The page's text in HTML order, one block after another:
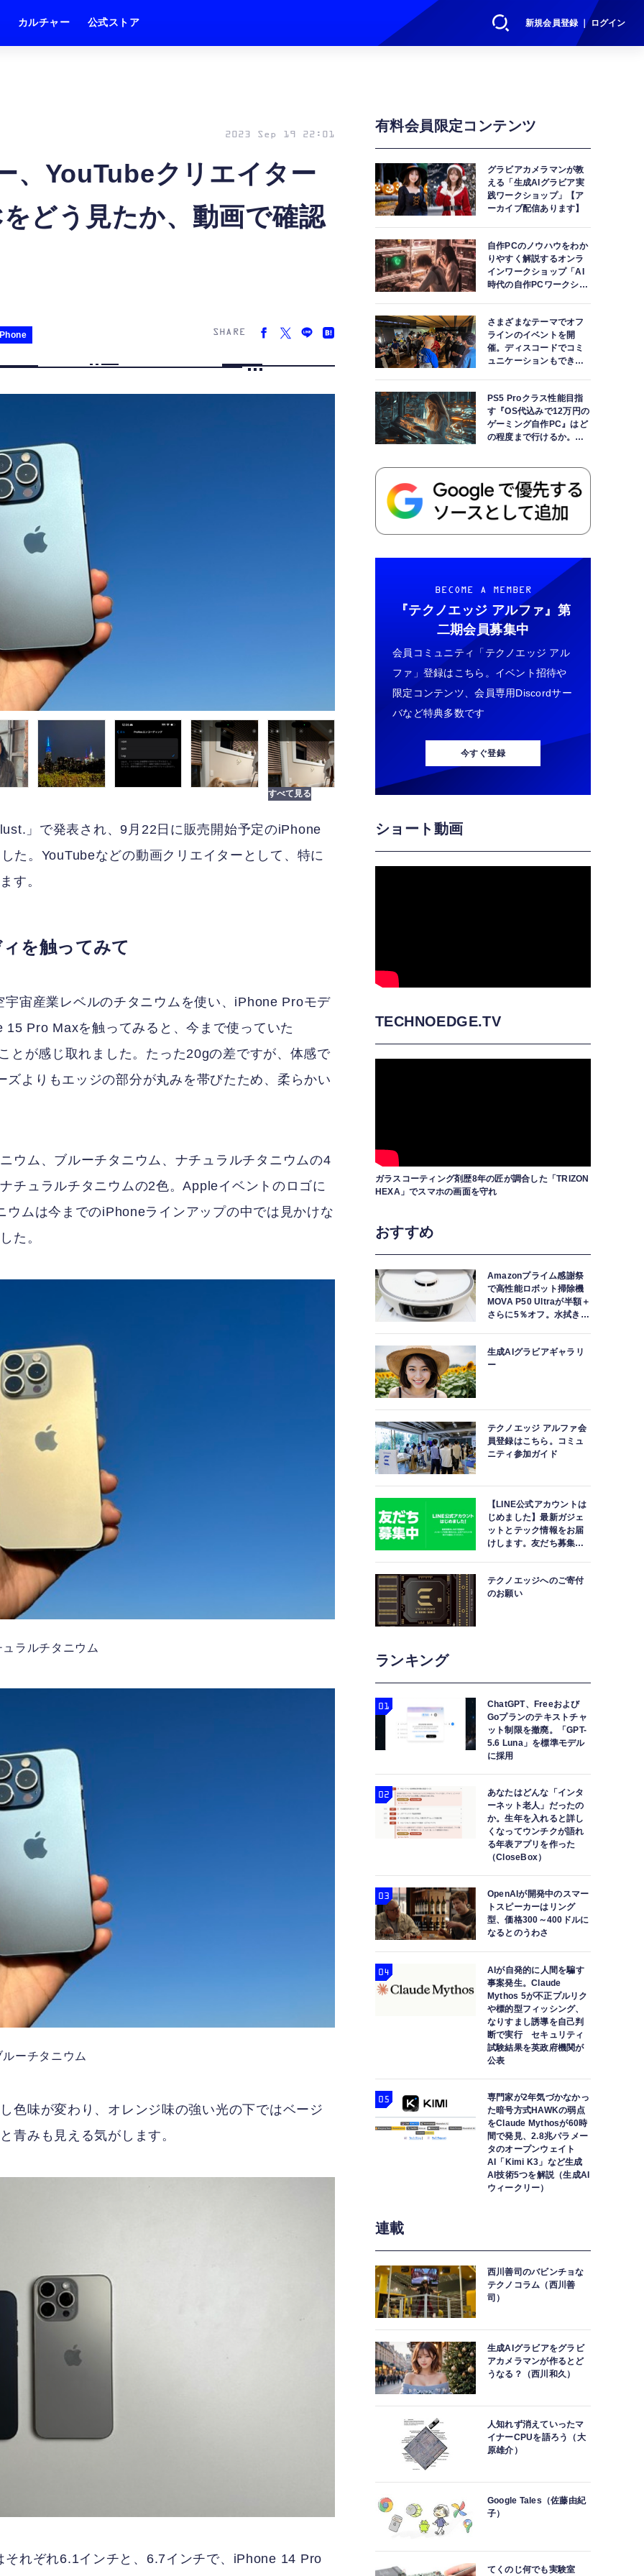
新規会員登録 ｜ ログイン
カルチャー 公式ストア
、YouTubeクリエイター
どう見たか、動画で確認
2023 Sep 19 22:01
SHARE
」で発表され、9月22日に販売開始予定のiPhone
た。YouTubeなどの動画クリエイターとして、特に
す。
を触ってみて
宙産業レベルのチタニウムを使い、iPhone Proモデ
Pro Maxを触ってみると、今まで使っていた
とが感じ取れました。たった20gの差ですが、体感で
よりもエッジの部分が丸みを帯びたため、柔らかい
ウム、ブルーチタニウム、ナチュラルチタニウムの4
チュラルチタニウムの2色。Appleイベントのロゴに
ムは今までのiPhoneラインアップの中では見かけな
た。
ラルチタニウム
ーチタニウム
色味が変わり、オレンジ味の強い光の下ではベージ
青みも見える気がします。
れぞれ6.1インチと、6.7インチで、iPhone 14 Pro
有料会員限定コンテンツ
グラビアカメラマンが教
える「生成AIグラビア実
践ワークショップ」【ア
ーカイブ配信あります】
自作PCのノウハウをわか
りやすく解説するオンラ
インワークショップ「AI
時代の自作PCワークショ
さまざまなテーマでオフ
ラインのイベントを開
催。ディスコードでコミ
ュニケーションもできま
PS5 Proクラス性能目指
す『OS代込みで12万円の
ゲーミング自作PC』はど
の程度まで行けるか。
BECOME A MEMBER
『テクノエッジ アルファ』 第
二期会員募集中
会員コミュニティ「テクノエッジ アル
ファ」登録はこちら。イベント招待や
限定コンテンツ、会員専用Discordサー
バなど特典多数です
今すぐ登録
ショート動画
TECHNOEDGE.TV
ガラスコーティング剤歴8年の匠が調合した「TRIZON
HEXA」でスマホの画面を守れ
おすすめ
Amazonプライム感謝祭
で高性能ロボット掃除機
MOVA P50 Ultraが半額＋
さらに5％オフ。水拭きモ
生成AIグラビアギャラリ
ー
テクノエッジ アルファ会
員登録はこちら。コミュ
ニティ参加ガイド
【LINE公式アカウントは
じめました】最新ガジェ
ットとテック情報をお届
けします。友だち募集
テクノエッジへのご寄付
のお願い
ランキング
ChatGPT、Freeおよび
Goプランのテキストチャ
ット制限を撤廃。「GPT-
5.6 Luna」を標準モデル
に採用
あなたはどんな「インタ
ーネット老人」だったの
か。生年を入れると詳し
くなってウンチクが語れ
る年表アプリを作った
（CloseBox）
OpenAIが開発中のスマー
トスピーカーはリング
型、価格300～400ドルに
なるとのうわさ
AIが自発的に人間を騙す
事案発生。Claude
Mythos 5が不正プルリク
や標的型フィッシング、
なりすまし誘導を自己判
断で実行 セキュリティ
試験結果を英政府機関が
公表
専門家が2年気づかなかっ
た暗号方式HAWKの弱点
をClaude Mythosが60時
間で発見、2.8兆パラメー
タのオープンウェイト
AI「Kimi K3」など生成
AI技術5つを解説（生成AI
ウィークリー）
連載
西川善司のバビンチョな
テクノコラム（西川善
司）
生成AIグラビアをグラビ
アカメラマンが作るとど
うなる？（西川和久）
人知れず消えていったマ
イナーCPUを語ろう（大
原雄介）
Google Tales（佐藤由紀
子）
てくのじ何でも実験室